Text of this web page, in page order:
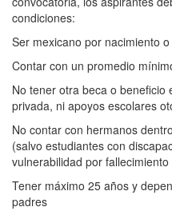
condiciones:
Ser mexicano por nacimiento
Contar con un promedio
No tener otra beca o beneficio
privada, ni apoyos escolares
No contar con hermanos
(salvo estudiantes con
vulnerabilidad por
Tener máximo 25 años y
padres